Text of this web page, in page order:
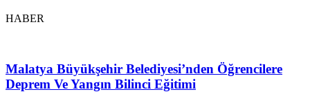
HABER
Malatya Büyükşehir Belediyesi’nden Öğrencilere
Deprem Ve Yangın Bilinci Eğitimi